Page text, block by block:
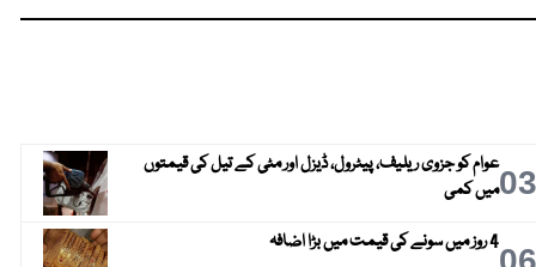
03عوام کو جزوی ریلیف، پیٹرول، ڈیزل اور مٹی کے تیل کی قیمتوں
میں کمی
4 روز میں سونے کی قیمت میں بڑا اضافہ